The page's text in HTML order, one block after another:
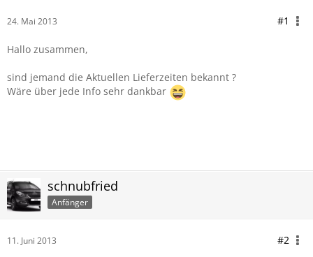
24. Mai 2013 #1
Hallo zusammen,
sind jemand die Aktuellen Lieferzeiten bekannt ?
Wäre über jede Info sehr dankbar
schnubfried
Anfänger
11. Juni 2013 #2